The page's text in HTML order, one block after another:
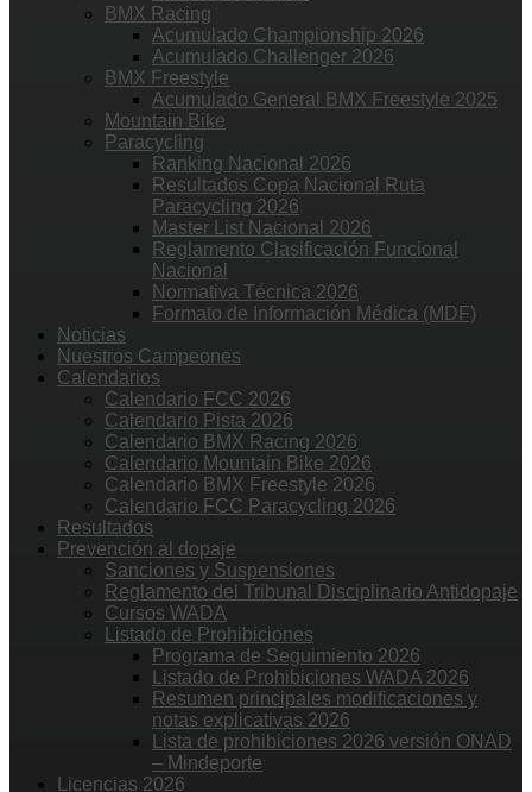
BMX Racing
Acumulado Championship 2026
Acumulado Challenger 2026
BMX Freestyle
Acumulado General BMX Freestyle 2025
Mountain Bike
Paracycling
Ranking Nacional 2026
Resultados Copa Nacional Ruta
Paracycling 2026
Master List Nacional 2026
Reglamento Clasificación Funcional
Nacional
Normativa Técnica 2026
Formato de Información Médica (MDF)
Noticias
Nuestros Campeones
Calendarios
Calendario FCC 2026
Calendario Pista 2026
Calendario BMX Racing 2026
Calendario Mountain Bike 2026
Calendario BMX Freestyle 2026
Calendario FCC Paracycling 2026
Resultados
Prevención al dopaje
Sanciones y Suspensiones
Reglamento del Tribunal Disciplinario Antidopaje
Cursos WADA
Listado de Prohibiciones
Programa de Seguimiento 2026
Listado de Prohibiciones WADA 2026
Resumen principales modificaciones y
notas explicativas 2026
Lista de prohibiciones 2026 versión ONAD
– Mindeporte
Licencias 2026